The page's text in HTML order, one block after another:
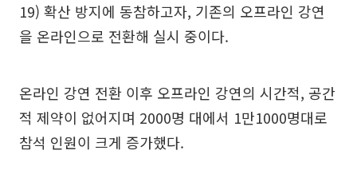
19) 확산 방지에 동참하고자, 기존의 오프라인 강연
을 온라인으로 전환해 실시 중이다.
온라인 강연 전환 이후 오프라인 강연의 시간적, 공간
적 제약이 없어지며 2000명 대에서 1만1000명대로
참석 인원이 크게 증가했다.